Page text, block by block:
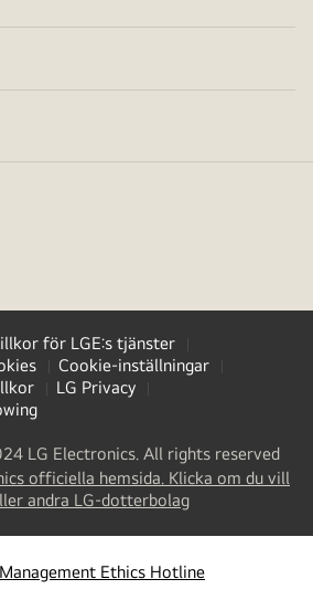
för LGE:s tjänster
Cookie-inställningar
LG Privacy
LG Electronics. All rights reserved
officiella hemsida. Klicka om du vill
andra LG-dotterbolag(
a
new
tab
Ethics Hotline